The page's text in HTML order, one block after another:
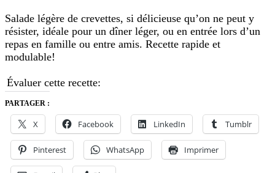
aux
crevettes
–
et
Salade légère de crevettes, si délicieuse qu’on ne peut y
résister, idéale pour un dîner léger, ou en entrée lors d’un
repas en famille ou entre amis. Recette rapide et
modulable!
Évaluer cette recette:
PARTAGER :
X Facebook LinkedIn Tumblr
Pinterest WhatsApp Imprimer